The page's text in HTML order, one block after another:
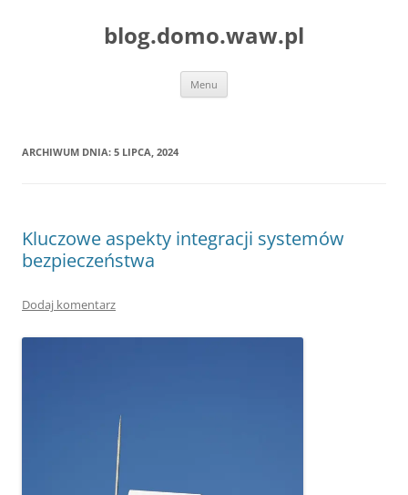
blog.domo.waw.pl
Menu
ARCHIWUM DNIA: 5 LIPCA, 2024
Kluczowe aspekty integracji systemów
bezpieczeństwa
Dodaj komentarz